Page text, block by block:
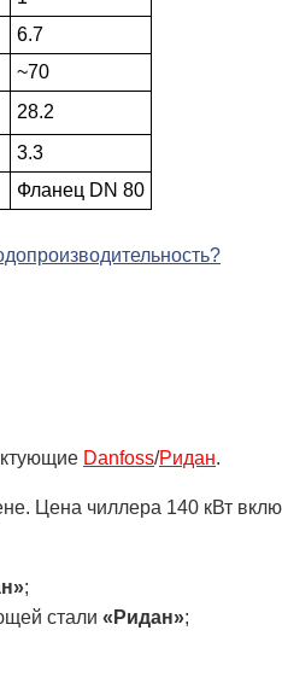
6.7
~70
28.2
3.3
Фланец DN 80
Danfoss/Ридан.
Цена чиллера 140 кВт
;
стали «Ридан»;